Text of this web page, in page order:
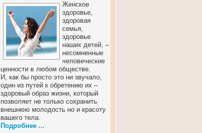
Женское
здоровье,
здоровая
семья,
здоровье
наших детей, –
несомненные
человеческие
ценности в любом обществе.
И, как бы просто это ни звучало,
один из путей к обретению их –
здоровый образ жизни, который
позволяет не только сохранить
внешнюю молодость но и красоту
вашего тела.
Подробнее ...